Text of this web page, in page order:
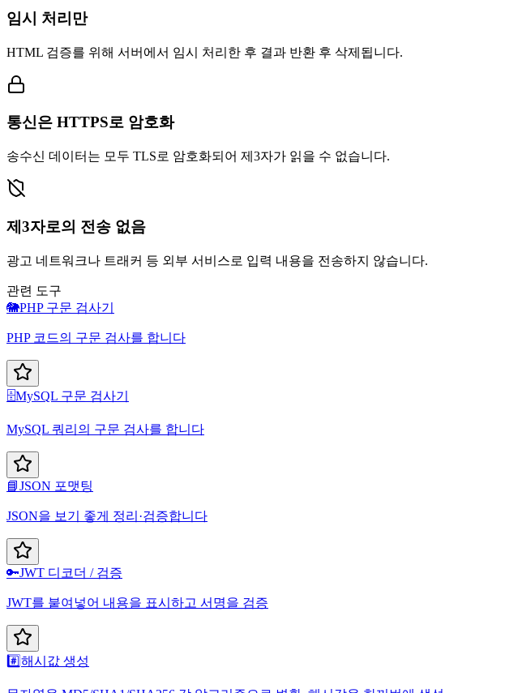
임시 처리만
HTML 검증를 위해 서버에서 임시 처리한 후 결과 반환 후 삭제됩니다.
통신은 HTTPS로 암호화
송수신 데이터는 모두 TLS로 암호화되어 제3자가 읽을 수 없습니다.
제3자로의 전송 없음
광고 네트워크나 트래커 등 외부 서비스로 입력 내용을 전송하지 않습니다.
관련 도구
🐘PHP 구문 검사기
PHP 코드의 구문 검사를 합니다
🗄️MySQL 구문 검사기
MySQL 쿼리의 구문 검사를 합니다
📘JSON 포맷팅
JSON을 보기 좋게 정리·검증합니다
🔑JWT 디코더 / 검증
JWT를 붙여넣어 내용을 표시하고 서명을 검증
#️⃣해시값 생성